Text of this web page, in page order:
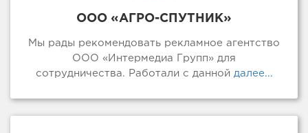
ООО «АГРО-СПУТНИК»
Мы рады рекомендовать рекламное агентство
ООО «Интермедиа Групп» для
сотрудничества. Работали с даннойдалее...